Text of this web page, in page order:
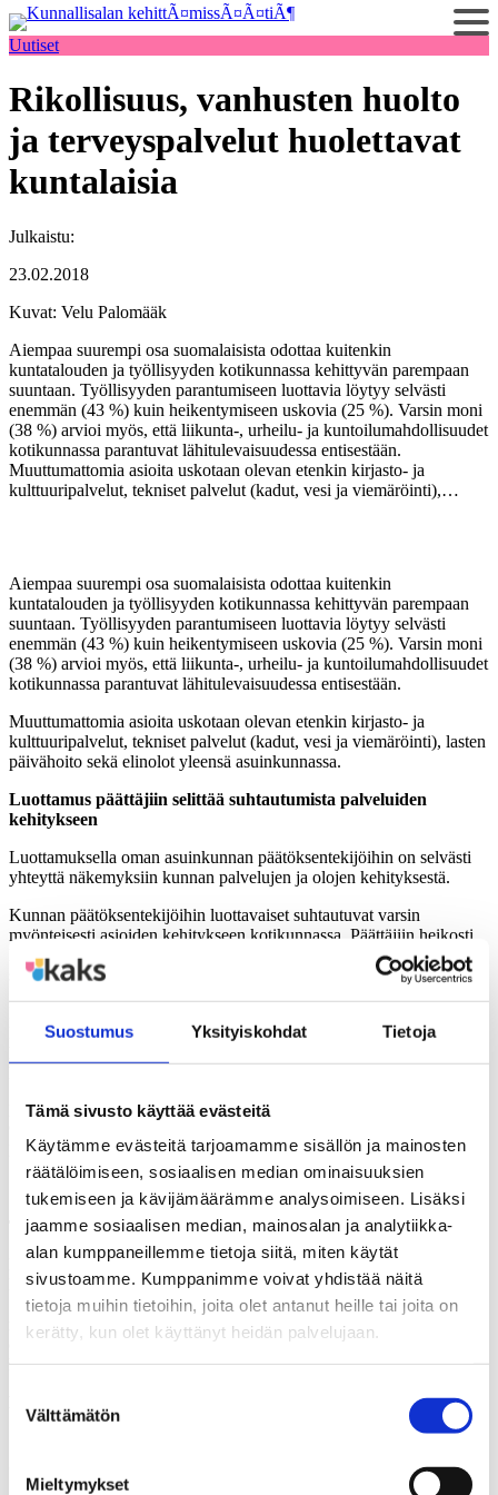
Suostumus Yksityiskohdat Tietoja
Tämä sivusto käyttää evästeitä
Käytämme evästeitä tarjoamamme sisällön ja mainosten
räätälöimiseen, sosiaalisen median ominaisuuksien
tukemiseen ja kävijämäärämme analysoimiseen. Lisäksi
jaamme sosiaalisen median, mainosalan ja analytiikka-
alan kumppaneillemme tietoja siitä, miten käytät
sivustoamme. Kumppanimme voivat yhdistää näitä
tietoja muihin tietoihin, joita olet antanut heille tai joita on
kerätty, kun olet käyttänyt heidän palvelujaan.
valinta
Välttämätön
Mieltymykset
Siirry
sisältöön
Uutiset
Rikollisuus, vanhusten huolto
ja terveyspalvelut huolettavat
kuntalaisia
Julkaistu:
23.02.2018
Kuvat: Velu Palomääk
Aiempaa suurempi osa suomalaisista odottaa kuitenkin
kuntatalouden ja työllisyyden kotikunnassa kehittyvän parempaan
suuntaan. Työllisyyden parantumiseen luottavia löytyy selvästi
enemmän (43 %) kuin heikentymiseen uskovia (25 %). Varsin moni
(38 %) arvioi myös, että liikunta-, urheilu- ja kuntoilumahdollisuudet
kotikunnassa parantuvat lähitulevaisuudessa entisestään.
Muuttumattomia asioita uskotaan olevan etenkin kirjasto- ja
kulttuuripalvelut, tekniset palvelut (kadut, vesi ja viemäröinti),…
Aiempaa suurempi osa suomalaisista odottaa kuitenkin
kuntatalouden ja työllisyyden kotikunnassa kehittyvän parempaan
suuntaan. Työllisyyden parantumiseen luottavia löytyy selvästi
enemmän (43 %) kuin heikentymiseen uskovia (25 %). Varsin moni
(38 %) arvioi myös, että liikunta-, urheilu- ja kuntoilumahdollisuudet
kotikunnassa parantuvat lähitulevaisuudessa entisestään.
Muuttumattomia asioita uskotaan olevan etenkin kirjasto- ja
kulttuuripalvelut, tekniset palvelut (kadut, vesi ja viemäröinti), lasten
päivähoito sekä elinolot yleensä asuinkunnassa.
Luottamus päättäjiin selittää suhtautumista palveluiden
kehitykseen
Luottamuksella oman asuinkunnan päätöksentekijöihin on selvästi
yhteyttä näkemyksiin kunnan palvelujen ja olojen kehityksestä.
Kunnan päätöksentekijöihin luottavaiset suhtautuvat varsin
myönteisesti asioiden kehitykseen kotikunnassa. Päättäjiin heikosti
luottavat uskovat useimpien asioiden kulkeutuvan huonompaan
suuntaan.
Reilu neljännes (29 %) kuitenkin uskoo kuntalaisten elinolojen
Keskimäärää enemmän pessimismiä ilmenee perussuomalaisten (56
Kokoomuksen tukijat (30 %) ovat muita useammin toiveikkaita.
Tutkimuksen kuviot luettavissa
Tutkimuksen toteutus
KAKS – Kunnallisalan kehittämissäätiön tutkimuksen toteutti
Kantar TNS Oy. Tutkimusaineisto on koottu Gallup Kanavalla 1.–
5.12.2017. Haastatteluja tehtiin yhteensä 1 016. Vastaajat edustavat
maamme 18 – 75 vuotta täyttänyttä väestöä Ahvenanmaata lukuun
ottamatta. Tutkimustulosten virhemarginaali on suurimmillaan vajaat
kolme prosenttiyksikköä suuntaansa.